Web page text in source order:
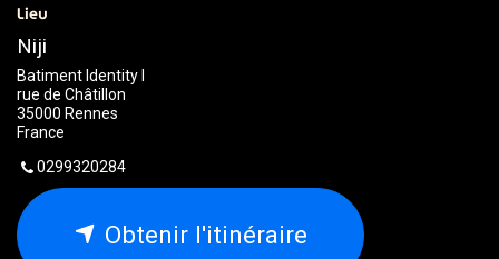
Lieu
Niji
Batiment Identity I
rue de Châtillon
35000 Rennes
France
0299320284
Obtenir l'itinéraire